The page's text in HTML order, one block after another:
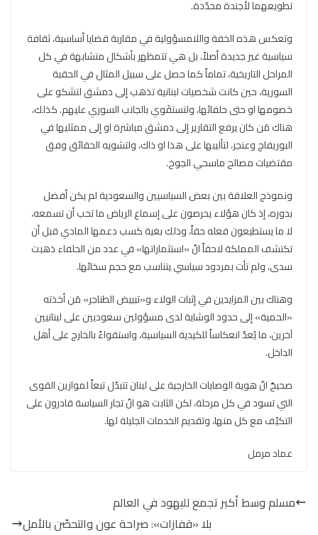
تطويعهما لأجندة محدّدة.
وتعكس هذه الخفة واللامسؤولية في مقاربة قضايا أساسية، ثقافة
سياسية غير جديدة أصلاً، بل هي تتمظهر بأشكال متشابهة في كل
المراحل التاريخية، تماماً كما حصل على سبيل المثال في الحقبة
السورية، حين كانت شخصيات لبنانية تذهب إلى دمشق لتشكو على
خصومها او حتى حلفائها، ولتستقَوي بالجانب السوري عليهم. كذلك،
هناك مَن كان يرفع التقارير إلى دمشق مباشرة او إلى ممثليها في
البوريفاج وعنجر، لتأليبها على هذا او ذاك، ولتشويه الحقائق وفق
مقتضيات مصالح ماسحي الجوخ.
ونموذج العلاقة بين بعض السياسيين والسعودية لم يكن أفضل
بدوره، إذ كان هؤلاء يحرصون على إسماع الرياض ما تحب أن تسمعه،
لا ما يستطيعون فعله حقاً، وذلك بغية كسب دعمها المادي قبل أن
تكتشف المملكة لاحقاً انّ «استثماراتها» في عدد من الحلفاء ذهبت
سدى، ولم تأت بمردود سياسي يتناسب مع حجم سخائها.
وهناك بين المزايدين في إثبات الولاء و«تبييض الطناجر» مَن أخذته
«الحمية» إلى حدود الوشاية لدى مسؤولين سعوديين على لبنانيين
آخرين، ما يُعدّ انعكاساً للكيدية السياسية، واستقواءً بالخارج على أهل
الداخل.
صحيحٌ انّ هوية الوصايات الخارجية على لبنان تتبدّل تبعاً لموازين القوى
التي تسود في كل مرحلة، لكن الثابت هو انّ تجار السياسة قادرون على
التكيّف مع كل منها، وتقديم الخدمات الجليلة لها.
عماد مرمل
مسلم وسط أكبر تجمع لليهود في العالم
بلا «قفازات»: صراحة عون والتحصّن بالأمل